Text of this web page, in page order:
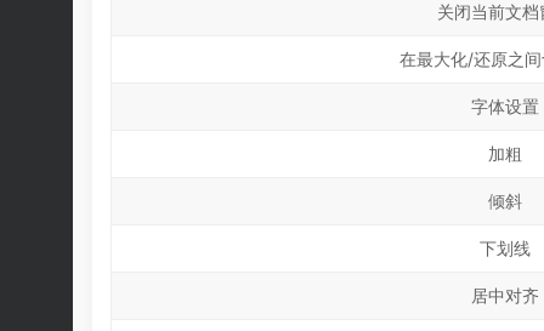
关闭当前文档
在最大化/还原之
字体设置
加粗
倾斜
下划线
居中对齐